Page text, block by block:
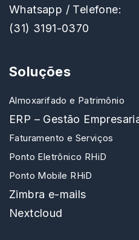
Whatsapp / Telefone:
(31) 3191-0370
Soluções
Almoxarifado e Patrimônio
ERP – Gestão
Faturamento e Serviços
Ponto Eletrônico RHiD
Ponto Mobile RHiD
Zimbra e-mails
Nextcloud